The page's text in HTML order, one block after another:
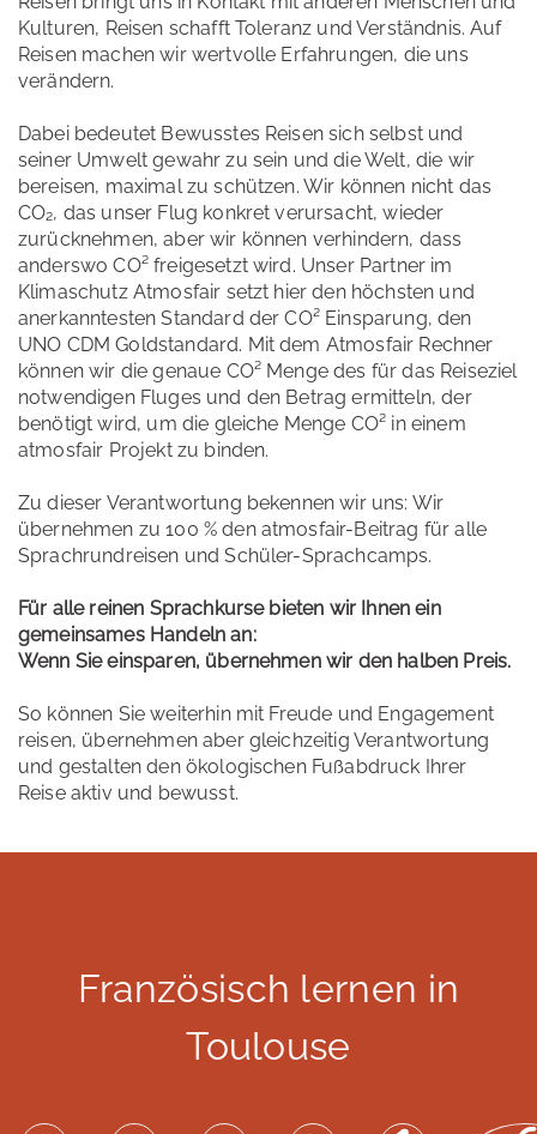
Kulturen, Reisen schafft Toleranz und Verständnis. Auf
Reisen machen wir wertvolle Erfahrungen, die uns
verändern.
Dabei bedeutet Bewusstes Reisen sich selbst und
seiner Umwelt gewahr zu sein und die Welt, die wir
bereisen, maximal zu schützen. Wir können nicht das
CO₂, das unser Flug konkret verursacht, wieder
zurücknehmen, aber wir können verhindern, dass
anderswo CO² freigesetzt wird. Unser Partner im
Klimaschutz Atmosfair setzt hier den höchsten und
anerkanntesten Standard der CO² Einsparung, den
UNO CDM Goldstandard. Mit dem Atmosfair Rechner
können wir die genaue CO² Menge des für das Reiseziel
notwendigen Fluges und den Betrag ermitteln, der
benötigt wird, um die gleiche Menge CO² in einem
atmosfair Projekt zu binden.
Zu dieser Verantwortung bekennen wir uns: Wir
übernehmen zu 100 % den atmosfair-Beitrag für alle
Sprachrundreisen und Schüler-Sprachcamps.
Für alle reinen Sprachkurse bieten wir Ihnen ein
gemeinsames Handeln an:
Wenn Sie einsparen, übernehmen wir den halben Preis.
So können Sie weiterhin mit Freude und Engagement
reisen, übernehmen aber gleichzeitig Verantwortung
und gestalten den ökologischen Fußabdruck Ihrer
Reise aktiv und bewusst.
Französisch lernen in
Toulouse